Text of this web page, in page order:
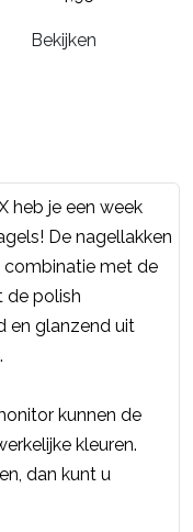
Bekijken
heb je een week
De nagellakken
combinatie met de
de polish
en glanzend uit
kunnen de
kleuren.
dan kunt u